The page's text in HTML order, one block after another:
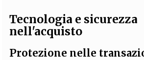
Tecnologia e sicurezza
nell'acquisto
Protezione nelle